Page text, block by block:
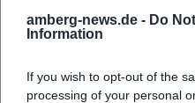
amberg-news.de - Do
Information
If you wish to opt-out of the
processing of your personal